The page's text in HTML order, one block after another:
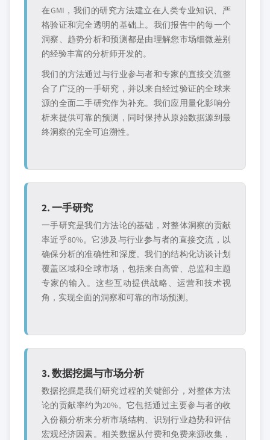
在GMI，我们的研究方法建立在人类专业知识、严
格验证和完全透明的基础上。我们报告中的每一个
洞察、趋势分析和预测都是由理解您市场细微差别
的经验丰富的分析师开发的。
我们的方法通过与行业参与者和专家的直接交流整
合了广泛的一手研究，并以来自经过验证的全球来
源的全面二手研究作为补充。我们应用量化影响分
析来提供可靠的预测，同时保持从原始数据源到最
终洞察的完全可追溯性。
2. 一手研究
一手研究是我们方法论的基础，对整体洞察的贡献
率近乎80%。它涉及与行业参与者的直接交流，以
确保分析的准确性和深度。我们的结构化访谈计划
覆盖区域和全球市场，包括来自高管、总监和主题
专家的输入。这些互动提供战略、运营和技术视
角，实现全面的洞察和可靠的市场预测。
3. 数据挖掘与市场分析
数据挖掘是我们研究过程的关键部分，对整体方法
论的贡献率约为20%。它包括通过主要参与者的收
入份额分析来分析市场结构、识别行业趋势和评估
宏观经济因素。相关数据从付费和免费来源收集，